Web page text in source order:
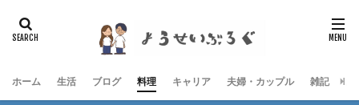
ホーム 生活 ブログ 料理 キャリア 夫婦・カップル 雑記